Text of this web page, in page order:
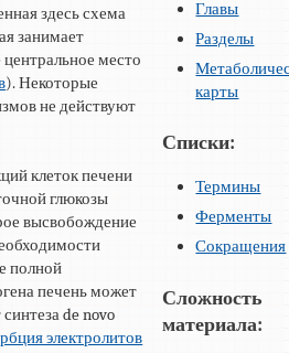
здесь схема
занимает
место
). Некоторые
не действуют
клеток печени
глюкозы
высвобождение
полной
печень может
синтеза de novo
электролитов
Главы
Разделы
карты
Списки:
Термины
Ферменты
Сокращения
Сложность
материала: